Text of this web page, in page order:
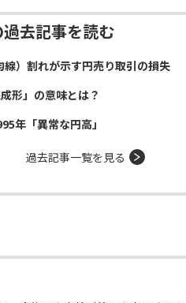
過去記事を読む
線）割れが示す円売り取引の損失
形」の意味とは？
年「異常な円高」
過去記事一覧を見る